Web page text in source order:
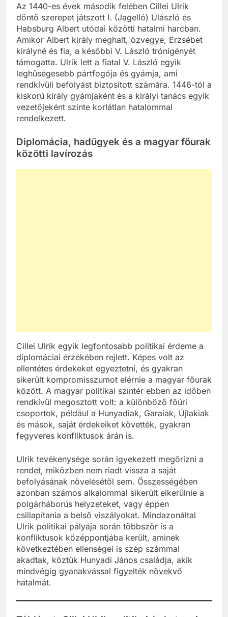
Az 1440-es évek második felében Cillei Ulrik
döntő szerepet játszott I. (Jagelló) Ulászló és
Habsburg Albert utódai közötti hatalmi harcban.
Amikor Albert király meghalt, özvegye, Erzsébet
királyné és fia, a későbbi V. László trónigényét
támogatta. Ulrik lett a fiatal V. László egyik
leghűségesebb pártfogója és gyámja, ami
rendkívüli befolyást biztosított számára. 1446-tól a
kiskorú király gyámjaként és a királyi tanács egyik
vezetőjeként szinte korlátlan hatalommal
rendelkezett.
Diplomácia, hadügyek és a magyar főurak
közötti lavírozás
Cillei Ulrik egyik legfontosabb politikai érdeme a
diplomáciai érzékében rejlett. Képes volt az
ellentétes érdekeket egyeztetni, és gyakran
sikerült kompromisszumot elérnie a magyar főurak
között. A magyar politikai színtér ebben az időben
rendkívül megosztott volt: a különböző főúri
csoportok, például a Hunyadiak, Garaiak, Újlakiak
és mások, saját érdekeiket követték, gyakran
fegyveres konfliktusok árán is.
Ulrik tevékenysége során igyekezett megőrizni a
rendet, miközben nem riadt vissza a saját
befolyásának növelésétől sem. Összességében
azonban számos alkalommal sikerült elkerülnie a
polgárháborús helyzeteket, vagy éppen
csillapítania a belső viszályokat. Mindazonáltal
Ulrik politikai pályája során többször is a
konfliktusok középpontjába került, aminek
következtében ellenségei is szép számmal
akadtak, köztük Hunyadi János családja, akik
mindvégig gyanakvással figyelték növekvő
hatalmát.